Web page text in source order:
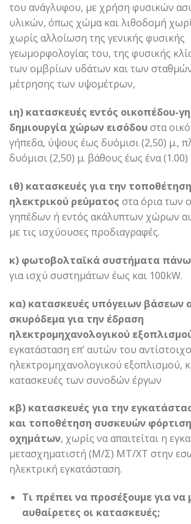
του ανάγλυφου, με χρήση φυσικών
υλικών, όπως χώμα και λιθοδομή
χωρίς αλλοίωση της γενικής φυσικής
γεωμορφολογίας του, της φυσικής
των ομβρίων υδάτων και των
μέτρησης των υψομέτρων,
ιη) κατασκευές εντός οικοπέδου-
δημιουργία χώρων εισόδουστα
γήπεδα, ύψους έως δυόμισι (2,50) μ.,
δυόμισι (2,50) μ. βάθους έως ένα (1.00)
ιθ) κατασκευές για την
ηλεκτρικού ρεύματος στα όρια των
γηπέδων ή εντός ακάλυπτων χώρων
με τις ισχύουσες προδιαγραφές.
κ) φωτοβολταϊκά συστήματα πάνω
για ισχύ συστημάτων έως και 100kW.
κα) κατασκευές υπόγειων βάσεων
σκυρόδεμα για την έδραση
ηλεκτρομηχανολογικού
εγκατάσταση επ’ αυτών του
ηλεκτρομηχανολογικού εξοπλισμού,
κατασκευές των συνοδών έργων
κβ) κατασκευές για την
και τοποθέτηση συσκευών
οχημάτων, χωρίς να απαιτείται η
μετασχηματιστή (Μ/Σ) ΜΤ/ΧΤ στην
ηλεκτρική εγκατάσταση.
Τι πρέπει να προσέξουμε για να
αυθαίρετες οι κατασκευές;